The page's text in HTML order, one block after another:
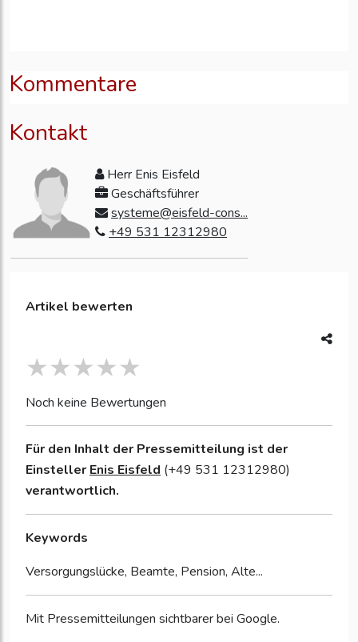
Kommentare
Kontakt
Herr Enis Eisfeld
Geschäftsführer
systeme@eisfeld-cons...
+49 531 12312980
Artikel bewerten
Noch keine Bewertungen
Für den Inhalt der Pressemitteilung ist der
Einsteller Enis Eisfeld (+49 531 12312980)
verantwortlich.
Keywords
Versorgungslücke, Beamte, Pension, Alte...
Mit Pressemitteilungen sichtbarer bei Google.